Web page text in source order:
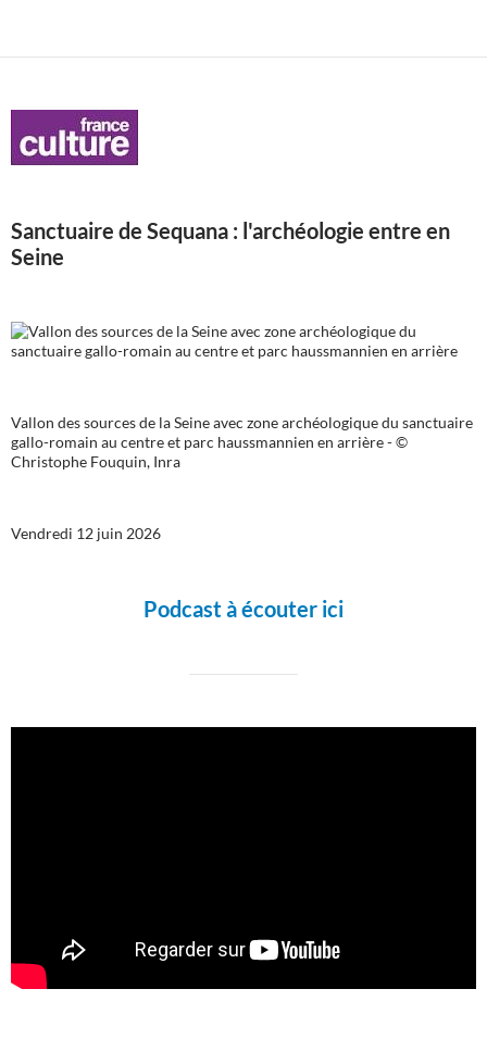
Sanctuaire de Sequana : l'archéologie entre en
Seine
Vallon des sources de la Seine avec zone archéologique du sanctuaire
gallo-romain au centre et parc haussmannien en arrière - ©
Christophe Fouquin, Inra
Vendredi 12 juin 2026
Podcast à écouter ici